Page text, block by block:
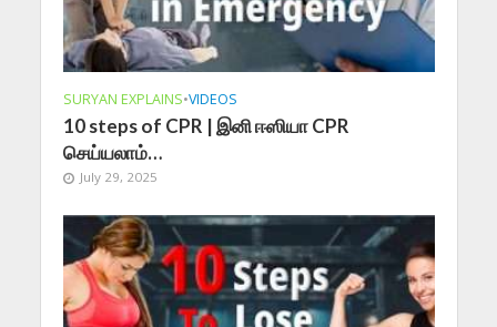
SURYAN EXPLAINS•VIDEOS
10 steps of CPR | இனி ஈஸியா CPR
செய்யலாம்…
July 29, 2025